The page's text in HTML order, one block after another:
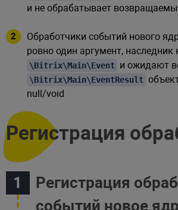
и не обрабатывает
Обработчики событий нового
ровно один аргумент, наследник
\Bitrix\Main\Event и ожидают
\Bitrix\Main\EventResult
null/void
Регистрация
Регистрация
событий новое